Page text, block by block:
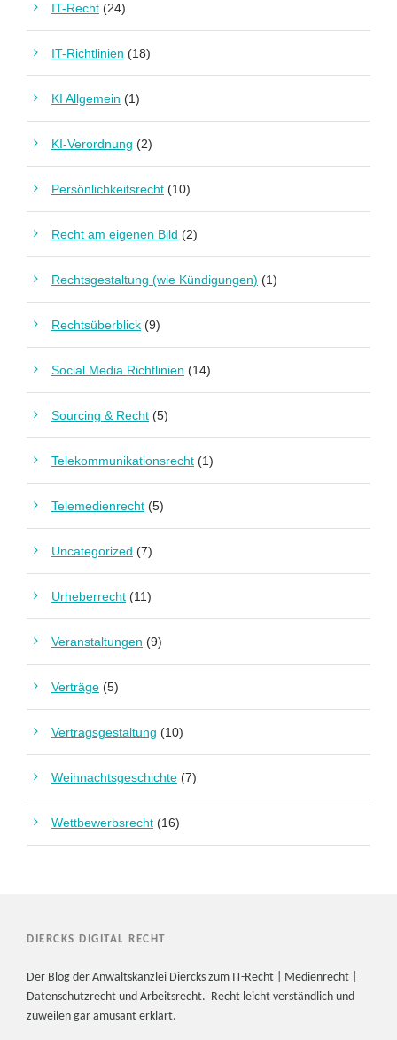
IT-Recht (24)
IT-Richtlinien (18)
KI Allgemein (1)
KI-Verordnung (2)
Persönlichkeitsrecht (10)
Recht am eigenen Bild (2)
Rechtsgestaltung (wie Kündigungen) (1)
Rechtsüberblick (9)
Social Media Richtlinien (14)
Sourcing & Recht (5)
Telekommunikationsrecht (1)
Telemedienrecht (5)
Uncategorized (7)
Urheberrecht (11)
Veranstaltungen (9)
Verträge (5)
Vertragsgestaltung (10)
Weihnachtsgeschichte (7)
Wettbewerbsrecht (16)
DIERCKS DIGITAL RECHT
Der Blog der Anwaltskanzlei Diercks zum IT-Recht | Medienrecht |
Datenschutzrecht und Arbeitsrecht. Recht leicht verständlich und
zuweilen gar amüsant erklärt.